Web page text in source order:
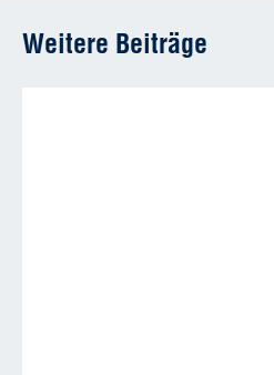
Weitere Beiträge